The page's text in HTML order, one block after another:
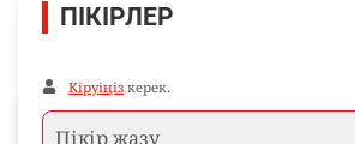
ПІКІРЛЕР
Кіруіңіз керек.